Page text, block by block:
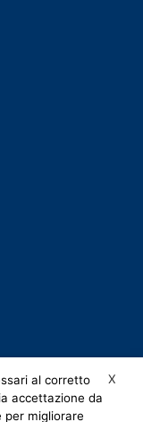
X
al corretto
accettazione da
per migliorare